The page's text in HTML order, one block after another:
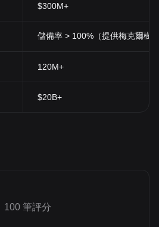
$300M+
儲備率 > 100%（提供梅克爾樹
120M+
$20B+
100 筆評分